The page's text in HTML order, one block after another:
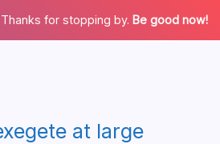
Thanks for stopping by. Be good now!
at large